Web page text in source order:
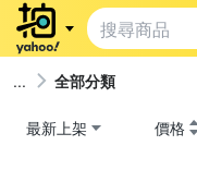
全部分類
最新上架 價格